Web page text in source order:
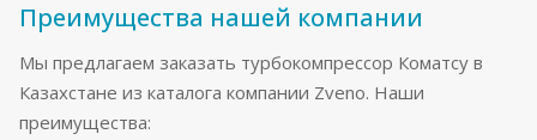
Преимущества нашей компании
Мы предлагаем заказать турбокомпрессор Коматсу в
Казахстане из каталога компании Zveno. Наши
преимущества: